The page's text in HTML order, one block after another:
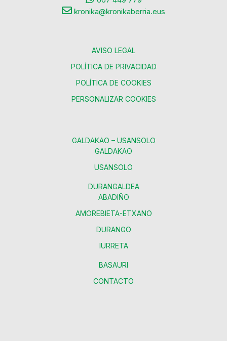
kronika@kronikaberria.eus
AVISO LEGAL
POLÍTICA DE PRIVACIDAD
POLÍTICA DE COOKIES
PERSONALIZAR COOKIES
GALDAKAO – USANSOLO
GALDAKAO
USANSOLO
DURANGALDEA
ABADIÑO
AMOREBIETA-ETXANO
DURANGO
IURRETA
BASAURI
CONTACTO